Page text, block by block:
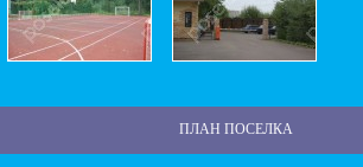
ПЛАН ПОСЕЛКА